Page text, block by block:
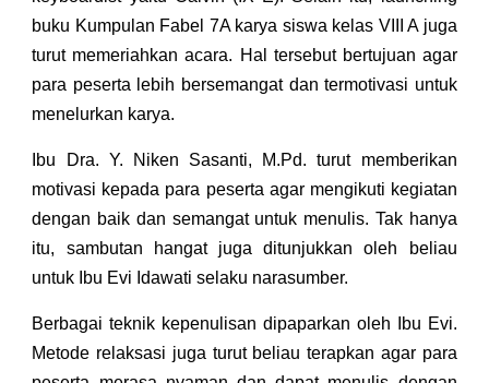
buku Kumpulan Fabel 7A karya siswa kelas VIII A juga
turut memeriahkan acara. Hal tersebut bertujuan agar
para peserta lebih bersemangat dan termotivasi untuk
menelurkan karya.
Ibu Dra. Y. Niken Sasanti, M.Pd. turut memberikan
motivasi kepada para peserta agar mengikuti kegiatan
dengan baik dan semangat untuk menulis. Tak hanya
itu, sambutan hangat juga ditunjukkan oleh beliau
untuk Ibu Evi Idawati selaku narasumber.
Berbagai teknik kepenulisan dipaparkan oleh Ibu Evi.
Metode relaksasi juga turut beliau terapkan agar para